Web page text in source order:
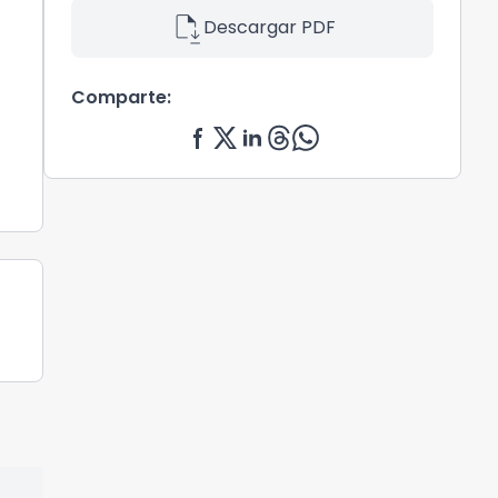
file_saveDescargar PDF
Comparte: